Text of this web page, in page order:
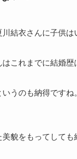
結衣さんに子供は
これまでに結婚歴
うのも納得ですね
貌をもってして